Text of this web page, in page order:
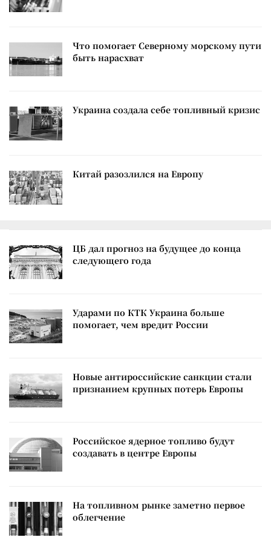
Что помогает Северному морскому пути
быть нарасхват
Украина создала себе топливный кризис
Китай разозлился на Европу
ЦБ дал прогноз на будущее до конца
следующего года
Ударами по КТК Украина больше
помогает, чем вредит России
Новые антироссийские санкции стали
признанием крупных потерь Европы
Российское ядерное топливо будут
создавать в центре Европы
На топливном рынке заметно первое
облегчение